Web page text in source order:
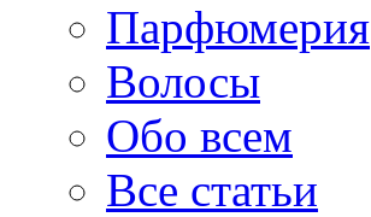
Парфюмерия
Волосы
Обо всем
Все статьи